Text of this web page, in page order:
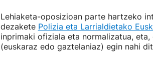
Lehiaketa-oposizioan parte hartzeko
dezakete Polizia eta Larrialdietako
inprimaki ofiziala eta normalizatua,
(euskaraz edo gaztelaniaz) egin nahi